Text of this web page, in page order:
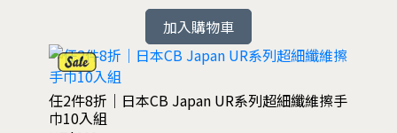
加入購物車
任2件8折｜日本CB Japan UR系列超細纖維擦手
巾10入組